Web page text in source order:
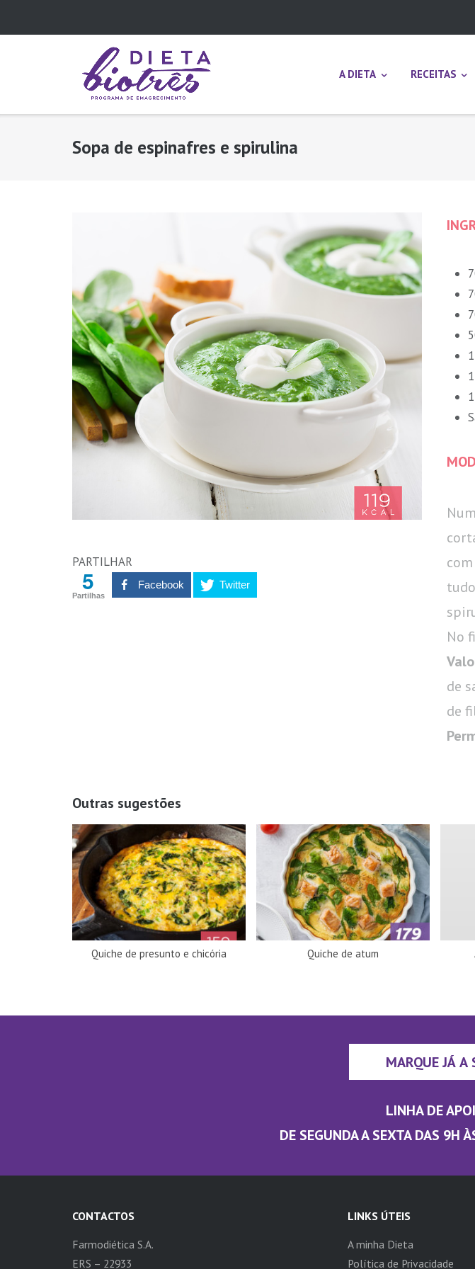
A DIETA RECEITAS
Sopa de espinafres e spirulina
PARTILHAR
5
Partilhas
Facebook Twitter
No
de
de
Outras sugestões
Quiche de presunto e chicória Quiche de atum
MARQUE JÁ A
LINHA DE
DE SEGUNDA A SEXTA DAS 9H
CONTACTOS
Farmodiética S.A.
ERS – 22933
LINKS ÚTEIS
A minha Dieta
Política de Privacidade